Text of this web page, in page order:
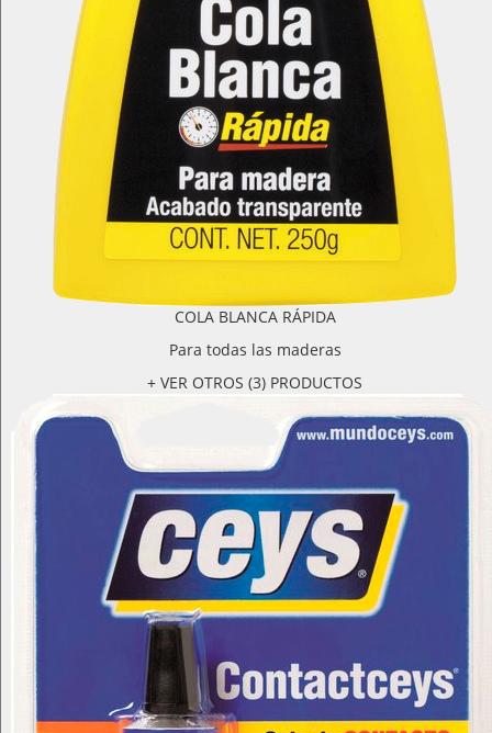
COLA BLANCA RÁPIDA
Para todas las maderas
+ VER OTROS (3) PRODUCTOS